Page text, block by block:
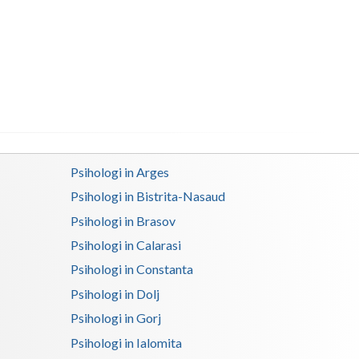
Covasna
Dambovita
Galati
Giurgiu
Gorj
Psihologi in Arges
Psihologi in Bistrita-Nasaud
Psihologi in Brasov
Psihologi in Calarasi
Psihologi in Constanta
Psihologi in Dolj
Psihologi in Gorj
Psihologi in Ialomita